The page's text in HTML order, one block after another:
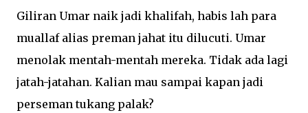
Giliran Umar naik jadi khalifah, habis lah para
muallaf alias preman jahat itu dilucuti. Umar
menolak mentah-mentah mereka. Tidak ada lagi
jatah-jatahan. Kalian mau sampai kapan jadi
perseman tukang palak?